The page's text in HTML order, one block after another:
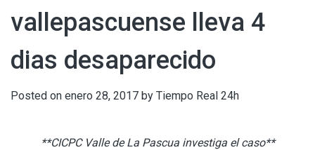
vallepascuense lleva 4
dias desaparecido
Posted on enero 28, 2017 by Tiempo Real 24h
**CICPC Valle de La Pascua investiga el caso**